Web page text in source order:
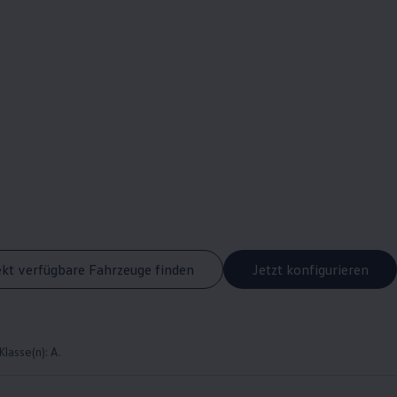
verfügbare Fahrzeuge finden Jetzt konfigurieren
A.